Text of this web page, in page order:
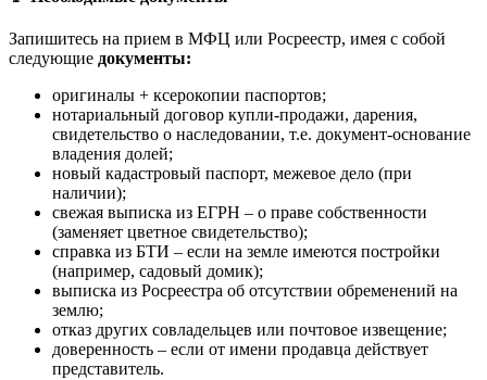
Запишитесь на прием в МФЦ или Росреестр, имея с собой
следующие документы:
оригиналы + ксерокопии паспортов;
нотариальный договор купли-продажи, дарения,
свидетельство о наследовании, т.е. документ-основание
владения долей;
новый кадастровый паспорт, межевое дело (при
наличии);
свежая выписка из ЕГРН – о праве собственности
(заменяет цветное свидетельство);
справка из БТИ – если на земле имеются постройки
(например, садовый домик);
выписка из Росреестра об отсутствии обременений на
землю;
отказ других совладельцев или почтовое извещение;
доверенность – если от имени продавца действует
представитель.